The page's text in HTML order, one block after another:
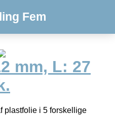
Fem
mm, L: 27
plastfolie i 5 forskellige